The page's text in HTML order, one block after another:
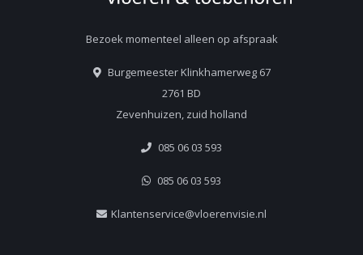
Bezoek momenteel alleen op afspraak
Burgemeester Klinkhamerweg 67
2761 BD
Zevenhuizen, zuid holland
085 06 03 593
085 06 03 593
Klantenservice@vloerenvisie.nl